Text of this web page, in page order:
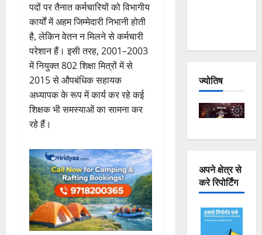
पदों पर तैनात कर्मचारियों को विभागीय
कार्यों में अहम जिम्मेदारी निभानी होती
है, लेकिन वेतन न मिलने से कर्मचारी
परेशान हैं। इसी तरह, 2001–2003
में नियुक्त 802 शिक्षा मित्रों में से
2015 से औपबंधिक सहायक
अध्यापक के रूप में कार्य कर रहे कई
शिक्षक भी समस्याओं का सामना कर
रहे हैं।
ज्योतिष
अपने क्षेत्र से
करे रिपोर्टिंग